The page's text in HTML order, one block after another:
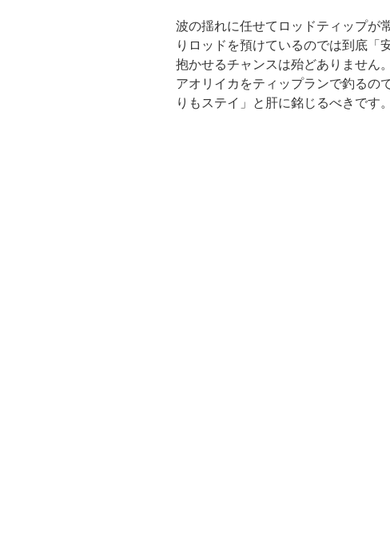
波の揺れに任せてロッドティップが
りロッドを預けているのでは到底「
抱かせるチャンスは殆どありません。
アオリイカをティップランで釣るの
りもステイ」と肝に銘じるべきです。